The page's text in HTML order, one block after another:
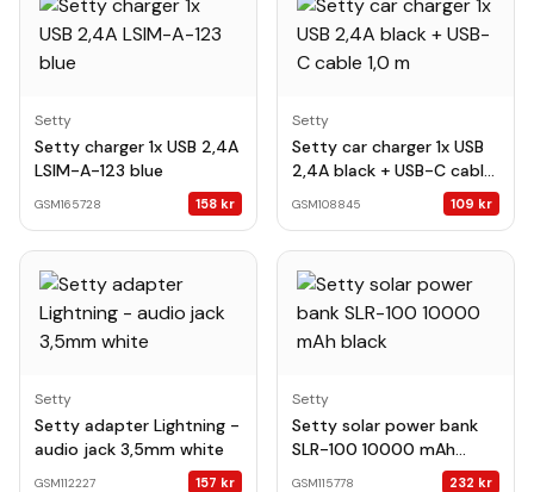
Setty
Setty charger 1x USB 2,4A
LSIM-A-123 blue
GSM165728 158 kr
Setty
Setty car charger 1x USB
2,4A black + USB-C cable
GSM108845 109 kr
Setty
Setty adapter Lightning -
audio jack 3,5mm white
GSM112227 157 kr
Setty
Setty solar power bank
SLR-100 10000 mAh
GSM115778 232 kr